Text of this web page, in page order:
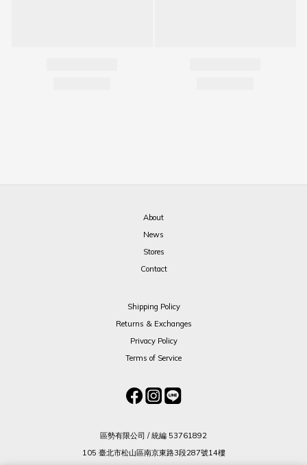
About
News
Stores
Contact
Shipping Policy
Returns & Exchanges
Privacy Policy
Terms of Service
區勢有限公司 / 統編 53761892
105 臺北市松山區南京東路3段287號14樓